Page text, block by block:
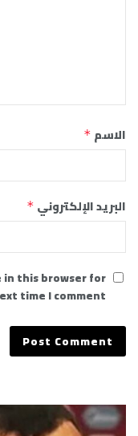
الاسم *
البريد الإلكتروني *
in this browser for
time I comment.